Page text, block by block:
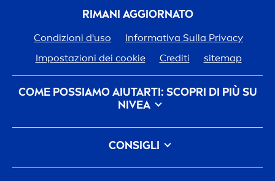
RIMANI AGGIORNATO
Condizioni d'uso
Informativa Sulla Privacy
Impostazioni dei cookie
Crediti sitemap
COME POSSIAMO AIUTARTI: SCOPRI DI PIÙ SU
NIVEA
Storia del Marchio
Opportunità di Lavoro in Beiersdorf
L'impegno DiNiveaPer Il Nostro Pianeta FAQ
CONSIGLI
Come eliminare le macchie scure sulla pelle: cause,